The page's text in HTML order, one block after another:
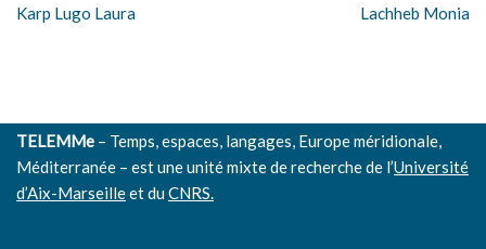
Daumalin et Isabelle Laffont-Schwob (dir.).
Les Calanques
Stéphane Kronenberger. La frontière des Alpes-Maritimes
et les populations étrangères (1871-1918). Yvan Gastaut,
Yves Kinossian, Marc Ortolani et Ralph Schor (dir.).Fixer et
franchir la frontière : Alpes-Maritimes 1760-1947. Actes du
Karp Lugo Laura Lachheb Monia
TELEMMe – Temps, espaces, langages, Europe méridionale,
Méditerranée – est une unité mixte de recherche de l’Université
d’Aix-Marseilleet duCNRS.